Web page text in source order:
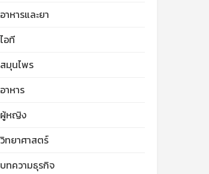
อาหารและยา
ไอที
สมุนไพร
อาหาร
ผู้หญิง
วิทยาศาสตร์
บทความธุรกิจ